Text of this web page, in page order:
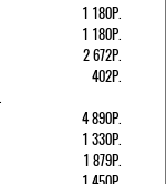
1 180Р.
1 180Р.
2 672Р.
402Р.
4 890Р.
1 330Р.
1 879Р.